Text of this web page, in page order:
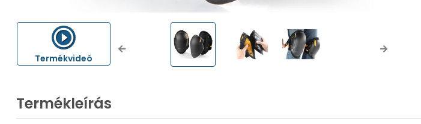
Termékvideó Previous Next
Termékleírás